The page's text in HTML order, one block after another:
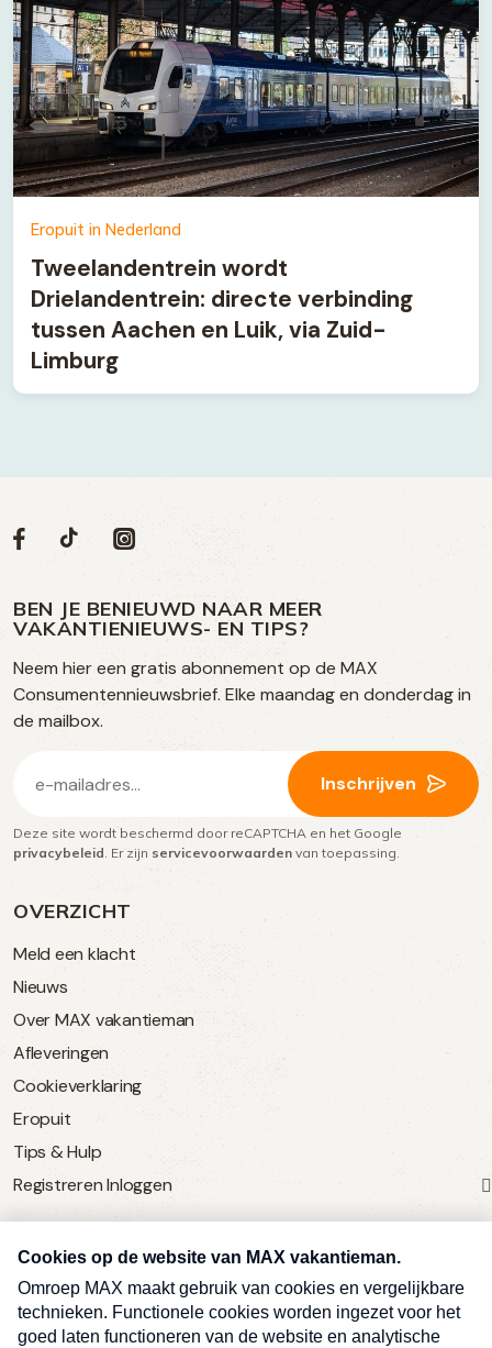
Eropuit in Nederland
Tweelandentrein wordt
Drielandentrein: directe verbinding
tussen Aachen en Luik, via Zuid-
Limburg
OVERZICHT
Meld een klacht
Nieuws
Over MAX vakantieman
Afleveringen
Cookieverklaring
Eropuit
Tips & Hulp
Registreren Inloggen
SERVICE
Over Omroep MAX
MAX Vandaag
Volg
op
social
media
Social
Volg
op
Facebook
Volg
op
TikTok
Volg
op
Instagram
BEN JE BENIEUWD NAAR MEER
VAKANTIENIEUWS- EN TIPS?
Neem hier een gratis abonnement op de MAX
Consumentennieuwsbrief. Elke maandag en donderdag in
de mailbox.
mailadres
(Vereist)
Inschrijven
Deze site wordt beschermd door reCAPTCHA en het Google
privacybeleid . Er zijn servicevoorwaarden van toepassing.